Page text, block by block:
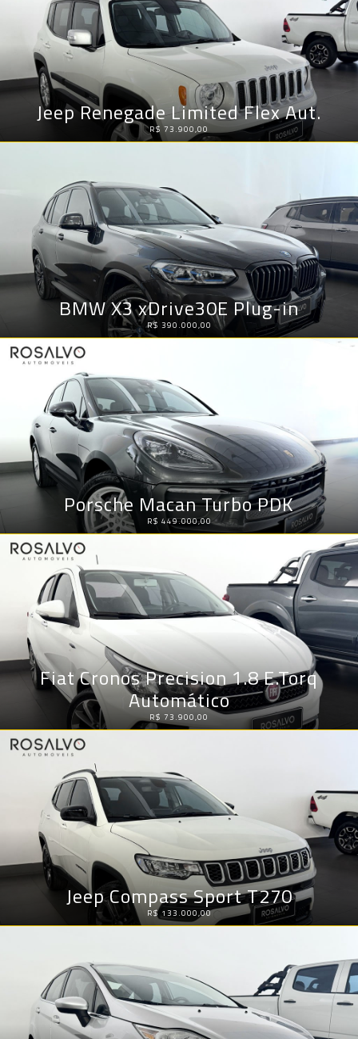
Jeep Renegade Limited Flex Aut.
R$ 73.900,00
BMW X3 xDrive30E Plug-in
R$ 390.000,00
Porsche Macan Turbo PDK
R$ 449.000,00
Fiat Cronos Precision 1.8 E.Torq
Automático
R$ 73.900,00
Jeep Compass Sport T270
R$ 133.000,00